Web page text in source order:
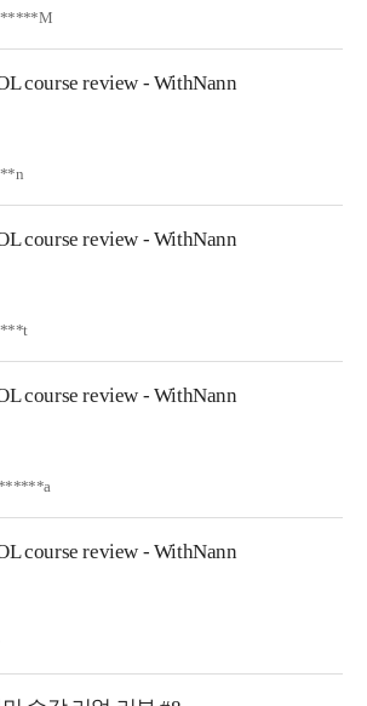
course review - WithNann
course review - WithNann
course review - WithNann
course review - WithNann